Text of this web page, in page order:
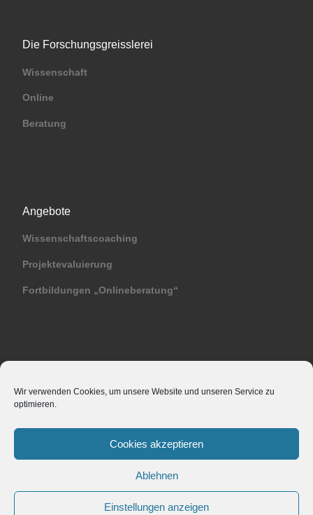
Wir verwenden Cookies, um unsere Website und unseren Service zu
optimieren.
Cookies akzeptieren
Ablehnen
Einstellungen anzeigen
Die Forschungsgreisslerei
Wissenschaft
Online
Beratung
Angebote
Wissenschaftscoaching
Projektevaluierung
Fortbildungen „Onlineberatung“
Bildquellen
Datenschutzerklärung